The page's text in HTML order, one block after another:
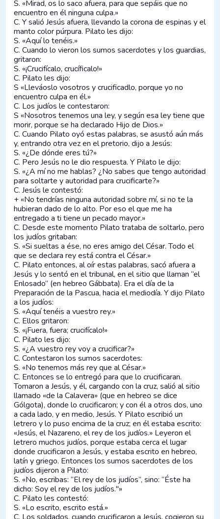
S. «Mirad, os lo saco afuera, para que sepáis que no
encuentro en él ninguna culpa.»
C. Y salió Jesús afuera, llevando la corona de espinas y el
manto color púrpura. Pilato les dijo:
S. «Aquí lo tenéis.»
C. Cuando lo vieron los sumos sacerdotes y los guardias,
gritaron:
S. «¡Crucifícalo, crucíficalo!»
C. Pilato les dijo:
S «Lleváoslo vosotros y crucificadlo, porque yo no
encuentro culpa en él.»
C. Los judíos le contestaron:
S «Nosotros tenemos una ley, y según esa ley tiene que
morir, porque se ha declarado Hijo de Dios.»
C. Cuando Pilato oyó estas palabras, se asustó aún más
y, entrando otra vez en el pretorio, dijo a Jesús:
S. «¿De dónde eres tú?»
C. Pero Jesús no le dio respuesta. Y Pilato le dijo:
S. «¿A mí no me hablas? ¿No sabes que tengo autoridad
para soltarte y autoridad para crucificarte?»
C. Jesús le contestó:
+ «No tendrías ninguna autoridad sobre mí, si no te la
hubieran dado de lo alto. Por eso el que me ha
entregado a ti tiene un pecado mayor.»
C. Desde este momento Pilato trataba de soltarlo, pero
los judíos gritaban:
S. «Si sueltas a ése, no eres amigo del César. Todo el
que se declara rey está contra el César.»
C. Pilato entonces, al oír estas palabras, sacó afuera a
Jesús y lo sentó en el tribunal, en el sitio que llaman “el
Enlosado” (en hebreo Gábbata). Era el día de la
Preparación de la Pascua, hacia el mediodía. Y dijo Pilato
a los judíos:
S. «Aquí tenéis a vuestro rey.»
C. Ellos gritaron:
S. «¡Fuera, fuera; crucifícalo!»
C. Pilato les dijo:
S. «¿A vuestro rey voy a crucificar?»
C. Contestaron los sumos sacerdotes:
S. «No tenemos más rey que al César.»
C. Entonces se lo entregó para que lo crucificaran.
Tomaron a Jesús, y él, cargando con la cruz, salió al sitio
llamado «de la Calavera» (que en hebreo se dice
Gólgota), donde lo crucificaron; y con él a otros dos, uno
a cada lado, y en medio, Jesús. Y Pilato escribió un
letrero y lo puso encima de la cruz; en él estaba escrito:
«Jesús, el Nazareno, el rey de los judíos.» Leyeron el
letrero muchos judíos, porque estaba cerca el lugar
donde crucificaron a Jesús, y estaba escrito en hebreo,
latín y griego. Entonces los sumos sacerdotes de los
judíos dijeron a Pilato:
S. «No, escribas: “El rey de los judíos”, sino: “Éste ha
dicho: Soy el rey de los judíos."»
C. Pilato les contestó:
S. «Lo escrito, escrito está.»